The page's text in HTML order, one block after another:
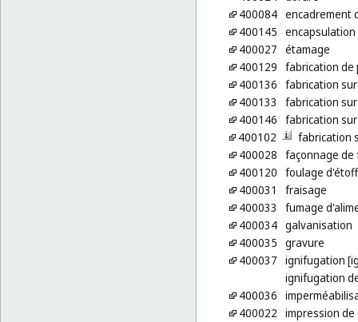
400084 encadrement
400145
400027 étamage
400129 fabrication de
400136 fabrication
400133
fabrication
400146 fabrication
400102
fabrication
400028 façonnage de
400120 foulage
400031
fraisage
400033
fumage
400034 galvanisation
400035 gravure
400037 ignifugation
ignifugation
400036
400022 impression de